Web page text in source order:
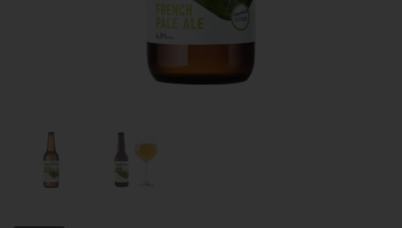
Afficher la diapositive 1